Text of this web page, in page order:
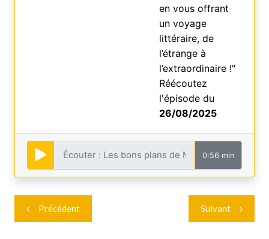
en vous offrant
un voyage
littéraire, de
l’étrange à
l’extraordinaire !"
Réécoutez
l'épisode du
26/08/2025
0:56 min
Navigation
de Précédent Suivant